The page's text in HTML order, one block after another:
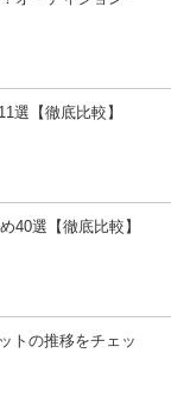
選【徹底比較】
40選【徹底比較】
トの推移をチェッ